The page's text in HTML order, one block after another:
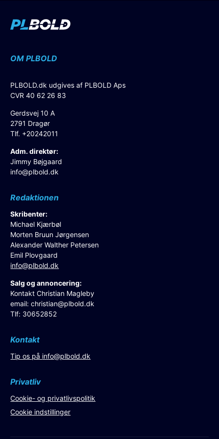
OM PLBOLD
PLBOLD.dk udgives af PLBOLD Aps
CVR 40 62 26 83
Gerdsvej 10 A
2791 Dragør
Tlf. +20242011
Adm. direktør:
Jimmy Bøjgaard
info@plbold.dk
Redaktionen
Skribenter:
Michael Kjærbøl
Morten Bruun Jørgensen
Alexander Walther Petersen
Emil Plovgaard
info@plbold.dk
Salg og annoncering:
Kontakt Christian Magleby
email:christian@plbold.dk
Tlf: 30652852
Kontakt
Tip os på info@plbold.dk
Privatliv
Cookie- og privatlivspolitik
Cookie indstillinger